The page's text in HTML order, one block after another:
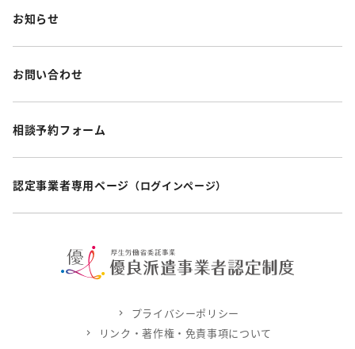
お知らせ
お問い合わせ
相談予約フォーム
認定事業者専用ページ （ログインページ）
プライバシーポリシー
リンク・著作権・免責事項について